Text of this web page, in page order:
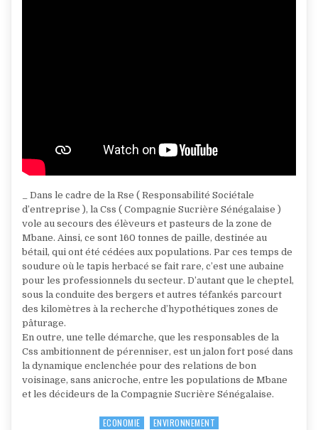
_ Dans le cadre de la Rse ( Responsabilité Sociétale
d’entreprise ), la Css ( Compagnie Sucrière Sénégalaise )
vole au secours des élèveurs et pasteurs de la zone de
Mbane. Ainsi, ce sont 160 tonnes de paille, destinée au
bétail, qui ont été cédées aux populations. Par ces temps de
soudure où le tapis herbacé se fait rare, c’est une aubaine
pour les professionnels du secteur. D’autant que le cheptel,
sous la conduite des bergers et autres téfankés parcourt
des kilomètres à la recherche d’hypothétiques zones de
pâturage.
En outre, une telle démarche, que les responsables de la
Css ambitionnent de pérenniser, est un jalon fort posé dans
la dynamique enclenchée pour des relations de bon
voisinage, sans anicroche, entre les populations de Mbane
et les décideurs de la Compagnie Sucrière Sénégalaise.
Posted
ECONOMIE ENVIRONNEMENT